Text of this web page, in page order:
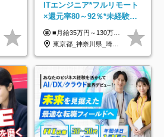
ITエンジニア*フルリモート
×還元率80～92％*未経験歓
迎*年休134日*月給35万～*
定着率100%
■月給35万円～130万円＋賞与年2回＋各種手当 ※システムエンジニアの経験をお持ちの方は月給41万円以上＋賞与年2回（108万円～）＋手当 ■単価（年収）アップのチャンスは最大年12回 ※残業代は1分単位で100％全額支給。サービス残業などは一切ありません ※試用期間6ヵ月（試用期間中の待遇・給与に差はありません）
東京都_神奈川県_埼玉県_千葉県_大阪府_愛知県_北海道_青森県_岩手県_宮城県_秋田県_山形県_福島県_茨城県_栃木県_群馬県_新潟県_山梨県_長野県_富山県_石川県_福井県_静岡県_岐阜県_三重県_兵庫県_京都府_滋賀県_奈良県_和歌山県_広島県_岡山県_鳥取県_島根県_山口県_徳島県_香川県_愛媛県_高知県_福岡県_熊本県_佐賀県_長崎県_大分県_宮崎県_鹿児島県_沖縄県